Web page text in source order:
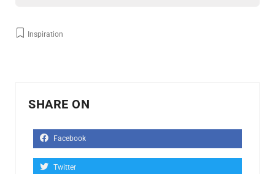
Inspiration
SHARE ON
Facebook
Twitter